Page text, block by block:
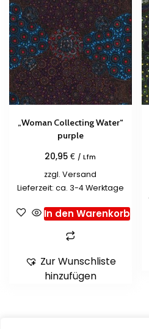
„Woman Collecting Water“
purple
20,95€ / Lfm
zzgl.Versand
Lieferzeit: ca. 3-4 Werktage
In den Warenkorb
Zur Wunschliste
hinzufügen